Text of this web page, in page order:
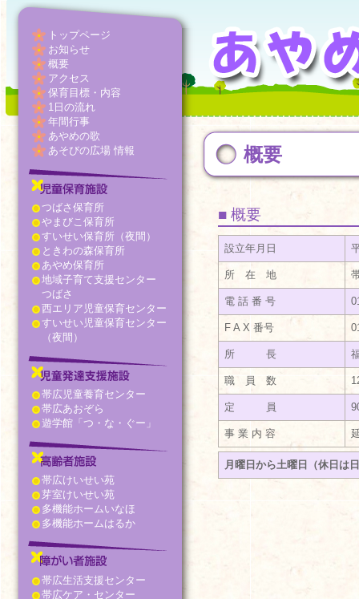
概要
■ 概要
設立年月日
所 在 地
電 話 番 号
F A X 番号
所 長
職 員 数
定 員
事 業 内 容
月曜日から土曜日（休日は
トップページ
お知らせ
概要
アクセス
保育目標・内容
1日の流れ
年間行事
あやめの歌
あそびの広場 情報
つばさ保育所
やまびこ保育所
すいせい保育所（夜間）
ときわの森保育所
あやめ保育所
地域子育て支援センター
つばさ
西エリア児童保育センター
すいせい児童保育センター
（夜間）
帯広児童養育センター
帯広あおぞら
遊学館「つ・な・ぐー」
帯広けいせい苑
芽室けいせい苑
多機能ホームいなほ
多機能ホームはるか
帯広生活支援センター
帯広ケア・センター